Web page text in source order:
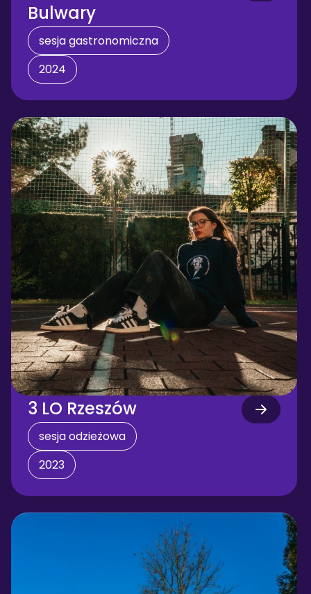
Bulwary
sesja gastronomiczna
2024
3 LO Rzeszów
sesja odzieżowa
2023